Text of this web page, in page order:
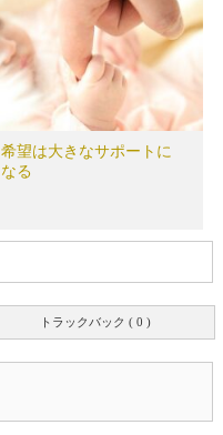
希望は大きなサポートに
なる
トラックバック ( 0 )